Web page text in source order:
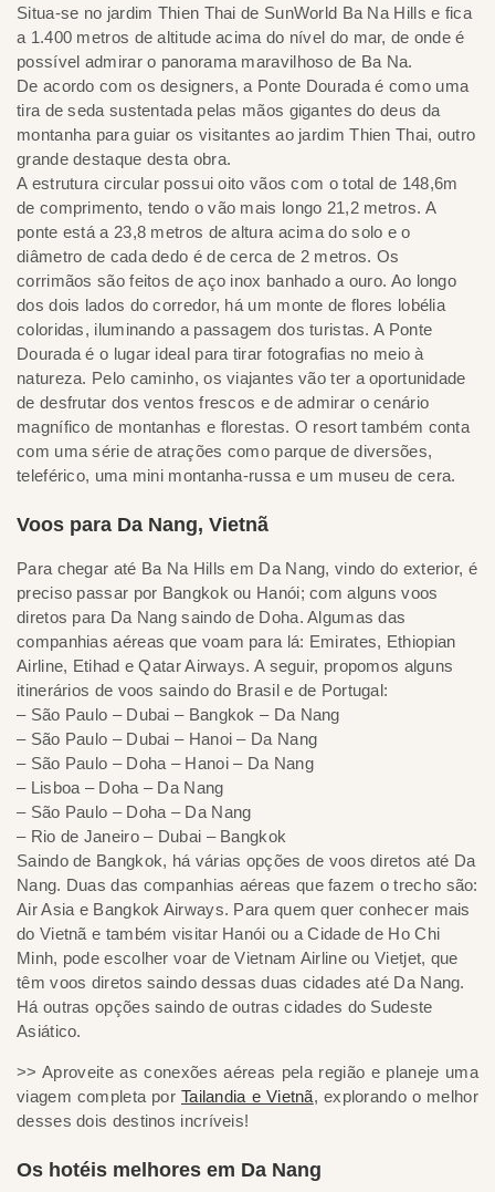
Situa-se no jardim Thien Thai de SunWorld Ba Na Hills e fica
a 1.400 metros de altitude acima do nível do mar, de onde é
possível admirar o panorama maravilhoso de Ba Na.
De acordo com os designers, a Ponte Dourada é como uma
tira de seda sustentada pelas mãos gigantes do deus da
montanha para guiar os visitantes ao jardim Thien Thai, outro
grande destaque desta obra.
A estrutura circular possui oito vãos com o total de 148,6m
de comprimento, tendo o vão mais longo 21,2 metros. A
ponte está a 23,8 metros de altura acima do solo e o
diâmetro de cada dedo é de cerca de 2 metros. Os
corrimãos são feitos de aço inox banhado a ouro. Ao longo
dos dois lados do corredor, há um monte de flores lobélia
coloridas, iluminando a passagem dos turistas. A Ponte
Dourada é o lugar ideal para tirar fotografias no meio à
natureza. Pelo caminho, os viajantes vão ter a oportunidade
de desfrutar dos ventos frescos e de admirar o cenário
magnífico de montanhas e florestas. O resort também conta
com uma série de atrações como parque de diversões,
teleférico, uma mini montanha-russa e um museu de cera.
Voos para Da Nang, Vietnã
Para chegar até Ba Na Hills em Da Nang, vindo do exterior, é
preciso passar por Bangkok ou Hanói; com alguns voos
diretos para Da Nang saindo de Doha. Algumas das
companhias aéreas que voam para lá: Emirates, Ethiopian
Airline, Etihad e Qatar Airways. A seguir, propomos alguns
itinerários de voos saindo do Brasil e de Portugal:
– São Paulo – Dubai – Bangkok – Da Nang
– São Paulo – Dubai – Hanoi – Da Nang
– São Paulo – Doha – Hanoi – Da Nang
– Lisboa – Doha – Da Nang
– São Paulo – Doha – Da Nang
– Rio de Janeiro – Dubai – Bangkok
Saindo de Bangkok, há várias opções de voos diretos até Da
Nang. Duas das companhias aéreas que fazem o trecho são:
Air Asia e Bangkok Airways. Para quem quer conhecer mais
do Vietnã e também visitar Hanói ou a Cidade de Ho Chi
Minh, pode escolher voar de Vietnam Airline ou Vietjet, que
têm voos diretos saindo dessas duas cidades até Da Nang.
Há outras opções saindo de outras cidades do Sudeste
Asiático.
>> Aproveite as conexões aéreas pela região e planeje uma
viagem completa por Tailandia e Vietnã, explorando o melhor
desses dois destinos incríveis!
Os hotéis melhores em Da Nang